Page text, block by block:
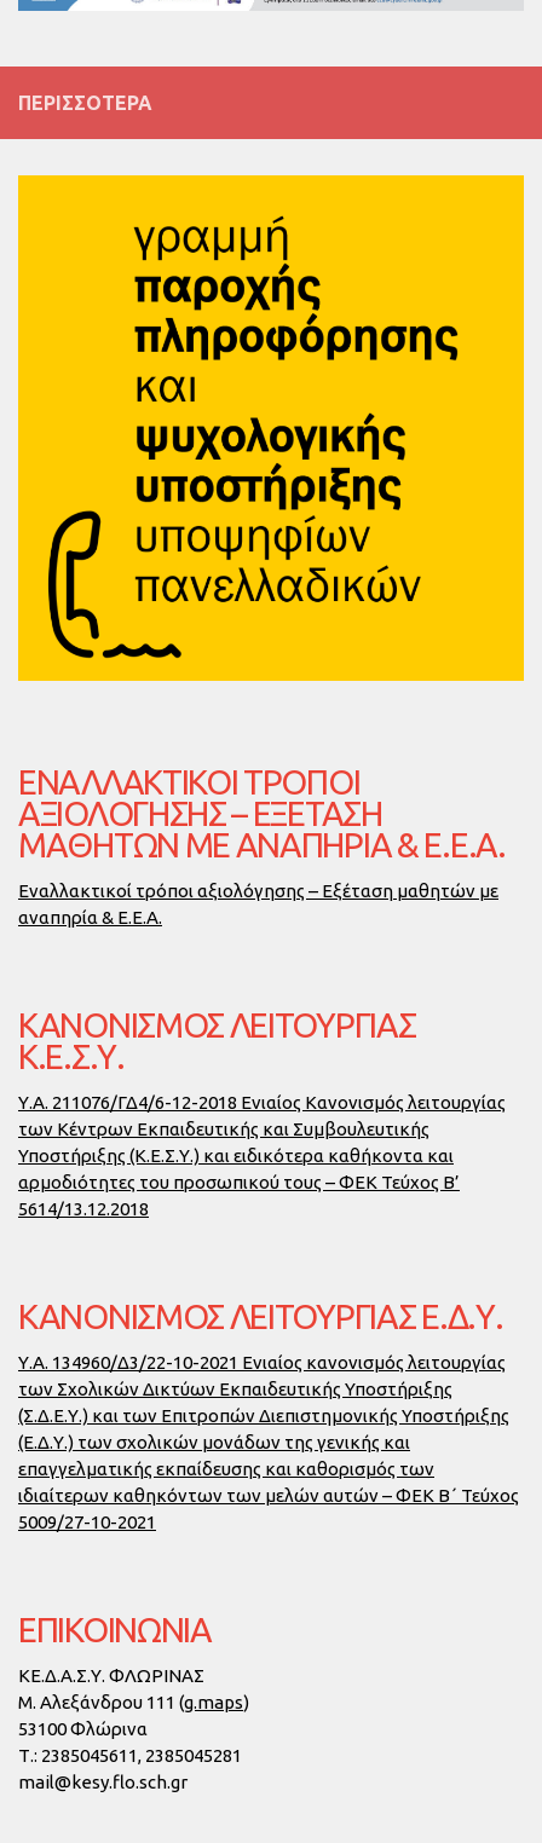
ΠΕΡΙΣΣΌΤΕΡΑ
ΕΝΑΛΛΑΚΤΙΚΟΊ ΤΡΌΠΟΙ
ΑΞΙΟΛΌΓΗΣΗΣ – ΕΞΈΤΑΣΗ
ΜΑΘΗΤΏΝ ΜΕ ΑΝΑΠΗΡΊΑ & Ε.Ε.Α.
Εναλλακτικοί τρόποι αξιολόγησης – Εξέταση μαθητών με
αναπηρία & Ε.Ε.Α.
ΚΑΝΟΝΙΣΜΌΣ ΛΕΙΤΟΥΡΓΊΑΣ
Κ.Ε.Σ.Υ.
Υ.Α. 211076/ΓΔ4/6-12-2018 Ενιαίος Κανονισμός λειτουργίας
των Κέντρων Εκπαιδευτικής και Συμβουλευτικής
Υποστήριξης (Κ.Ε.Σ.Υ.) και ειδικότερα καθήκοντα και
αρμοδιότητες του προσωπικού τους – ΦΕΚ Τεύχος Β’
5614/13.12.2018
ΚΑΝΟΝΙΣΜΌΣ ΛΕΙΤΟΥΡΓΊΑΣ Ε.Δ.Υ.
Υ.Α. 134960/Δ3/22-10-2021 Ενιαίος κανονισμός λειτουργίας
των Σχολικών Δικτύων Εκπαιδευτικής Υποστήριξης
(Σ.Δ.Ε.Υ.) και των Επιτροπών Διεπιστημονικής Υποστήριξης
(Ε.Δ.Υ.) των σχολικών μονάδων της γενικής και
επαγγελματικής εκπαίδευσης και καθορισμός των
ιδιαίτερων καθηκόντων των μελών αυτών – ΦΕΚ Β΄ Τεύχος
5009/27-10-2021
ΕΠΙΚΟΙΝΩΝΙΑ
ΚΕ.Δ.Α.Σ.Υ. ΦΛΩΡΙΝΑΣ
Μ. Αλεξάνδρου 111 (g.maps)
53100 Φλώρινα
Τ.: 2385045611, 2385045281
mail@kesy.flo.sch.gr